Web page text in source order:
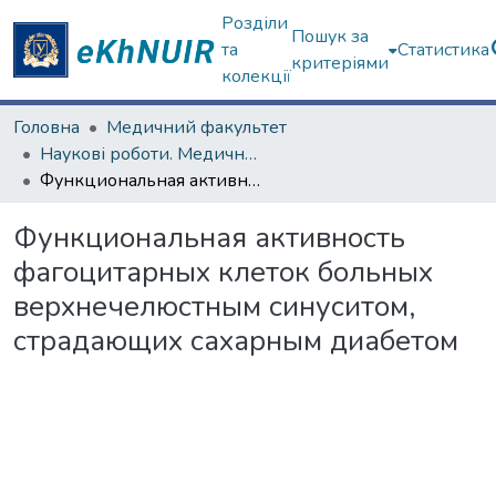
Розділи
та
колекції
Пошук за
критеріями
Статистика
Головна
Медичний факультет
Наукові роботи. Медичний факультет
Функциональная активность фагоцитарных клеток больных верхнечелюстным синуситом, страдающих сахарным диабетом
Функциональная активность
фагоцитарных клеток больных
верхнечелюстным синуситом,
страдающих сахарным диабетом